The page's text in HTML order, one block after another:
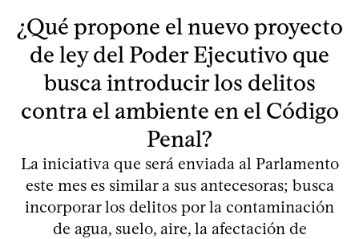
¿Qué propone el nuevo proyecto
de ley del Poder Ejecutivo que
busca introducir los delitos
contra el ambiente en el Código
Penal?
La iniciativa que será enviada al Parlamento
este mes es similar a sus antecesoras; busca
incorporar los delitos por la contaminación
de agua, suelo, aire, la afectación de